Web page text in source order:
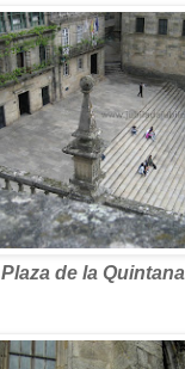
Plaza de la Quintana